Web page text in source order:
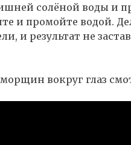
солёной воды и
и промойте водой.
и результат не
вокруг глаз